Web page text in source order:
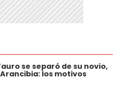
se separó de su novio,
los motivos